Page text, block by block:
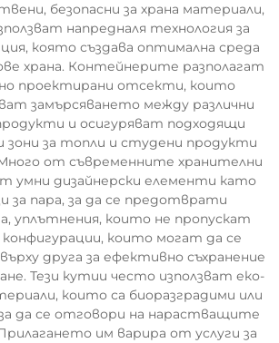
безопасни за храна материали,
напредналя технология за
която създава оптимална среда
храна. Контейнерите разполагат
проектирани отсекти, които
замърсяването между различни
и осигуряват подходящи
за топли и студени продукти
от съвременните хранителни
умни дизайнерски елементи като
за пара, за да се предотврати
уплътнения, които не пропускат
които могат да се
друга за ефективно съхранение
Тези кутии често използват еко-
които са биоразградими или
да се отговори на нарастващите
им варира от услуги за